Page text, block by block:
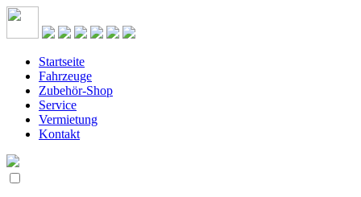
Startseite
Fahrzeuge
Zubehör-Shop
Service
Vermietung
Kontakt